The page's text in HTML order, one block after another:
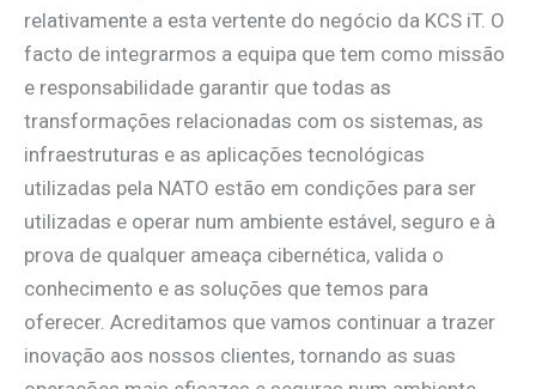
relativamente a esta vertente do negócio da KCS iT. O
facto de integrarmos a equipa que tem como missão
e responsabilidade garantir que todas as
transformações relacionadas com os sistemas, as
infraestruturas e as aplicações tecnológicas
utilizadas pela NATO estão em condições para ser
utilizadas e operar num ambiente estável, seguro e à
prova de qualquer ameaça cibernética, valida o
conhecimento e as soluções que temos para
oferecer. Acreditamos que vamos continuar a trazer
inovação aos nossos clientes, tornando as suas